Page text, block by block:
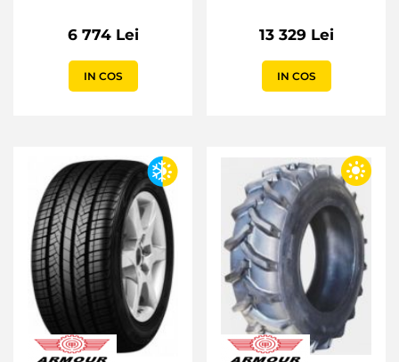
6 774 Lei
IN COS
13 329 Lei
IN COS